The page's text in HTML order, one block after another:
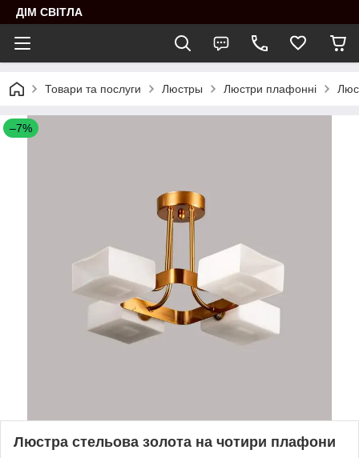
ДІМ СВІТЛА
Товари та послуги Люстры Люстри плафонні
–7%
Люстра стельова золота на чотири плафони